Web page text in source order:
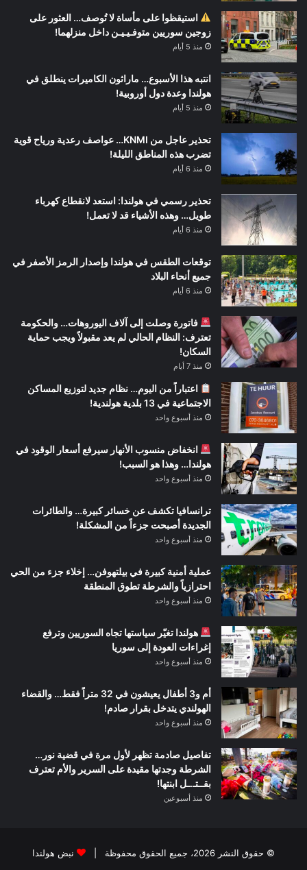
استيقظوا على مأساة لا تُوصف… العثور على
زوجين سوريين متوفـيـيـن داخل منزلهما!
منذ 5 أيام
انتبه هذا الأسبوع… ماراثون الكاميرات ينطلق في
هولندا وعدة دول أوروبية!
منذ 5 أيام
تحذير عاجل من KNMI… عواصف رعدية ورياح قوية
تضرب هذه المناطق الليلة!
منذ 6 أيام
تحذير رسمي في هولندا: استعد لانقطاع كهرباء
طويل… وهذه الأشياء قد لا تعمل!
منذ 6 أيام
توقعات الطقس في هولندا وإصدار الرمز الأصفر في
جميع أنحاء البلاد
منذ 6 أيام
فاتورة وصلت إلى آلاف اليوروهات… والحكومة
تعترف: النظام الحالي لم يعد مقبولاً ويجب حماية
السكان!
منذ 7 أيام
اعتباراً من اليوم… نظام جديد لتوزيع المساكن
الاجتماعية في 13 بلدية هولندية!
منذ أسبوع واحد
انخفاض منسوب الأنهار سيرفع أسعار الوقود في
هولندا… وهذا هو السبب!
منذ أسبوع واحد
ترانسافيا تكشف عن خسائر كبيرة… والطائرات
الجديدة أصبحت جزءاً من المشكلة!
منذ أسبوع واحد
عملية أمنية كبيرة في بيلتهوفن… إخلاء جزء من الحي
احترازياً والشرطة تطوق المنطقة
منذ أسبوع واحد
هولندا تغيّر سياستها تجاه السوريين وترفع
إغراءات العودة إلى سوريا
منذ أسبوع واحد
أم و3 أطفال يعيشون في 32 متراً فقط… والقضاء
الهولندي يتدخل بقرار صادم!
منذ أسبوع واحد
تفاصيل صادمة تظهر لأول مرة في قضية نور…
الشرطة وجدتها مقيدة على السرير والأم تعترف
بقــتـ.ـل ابنتها!
منذ أسبوعين
© حقوق النشر 2026، جميع الحقوق محفوظة |
نبض هولندا